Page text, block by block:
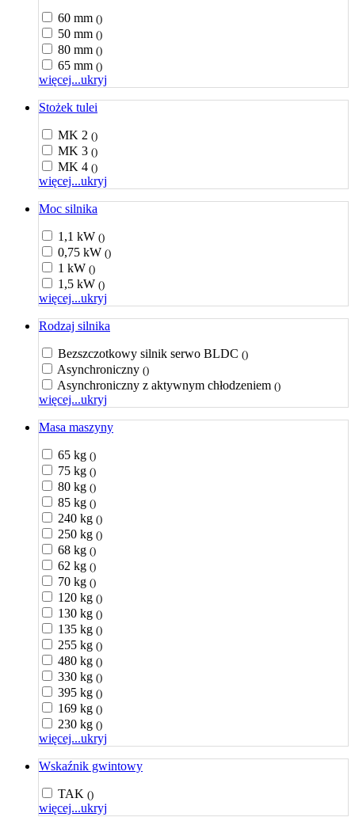
60 mm ()
50 mm ()
80 mm ()
65 mm ()
więcej...ukryj
Stożek tulei
MK 2 ()
MK 3 ()
MK 4 ()
więcej...ukryj
Moc silnika
1,1 kW ()
0,75 kW ()
1 kW ()
1,5 kW ()
więcej...ukryj
Rodzaj silnika
Bezszczotkowy silnik serwo BLDC ()
Asynchroniczny ()
Asynchroniczny z aktywnym chłodzeniem ()
więcej...ukryj
Masa maszyny
65 kg ()
75 kg ()
80 kg ()
85 kg ()
240 kg ()
250 kg ()
68 kg ()
62 kg ()
70 kg ()
120 kg ()
130 kg ()
135 kg ()
255 kg ()
480 kg ()
330 kg ()
395 kg ()
169 kg ()
230 kg ()
więcej...ukryj
Wskaźnik gwintowy
TAK ()
więcej...ukryj